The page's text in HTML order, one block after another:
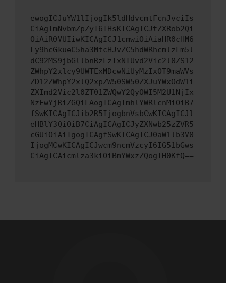
ewogICJuYW1lIjogIk5ldHdvcmtFcnJvciIs
CiAgImNvbmZpZyI6IHsKICAgICJtZXRob2Qi
OiAiR0VUIiwKICAgICJ1cmwiOiAiaHR0cHM6
Ly9hcGkueC5ha3MtcHJvZC5hdWRhcmlzLm5l
dC92MS9jbGllbnRzLzIxNTUvd2Vic2l0ZS12
ZWhpY2xlcy9UWTExMDcwNiUyMzIxOT9maWVs
ZD12ZWhpY2xlQ2xpZW50SW50ZXJuYWxOdW1i
ZXImd2Vic2l0ZT01ZWQwY2QyOWI5M2U1NjIx
NzEwYjRiZGQiLAogICAgImhlYWRlcnMiOiB7
fSwKICAgICJib2R5IjogbnVsbCwKICAgICJl
eHBlY3QiOiB7CiAgICAgICJyZXNwb25zZVR5
cGUiOiAiIgogICAgfSwKICAgICJ0aW1lb3V0
IjogMCwKICAgICJwcm9ncmVzcyI6IG51bGws
CiAgICAicmlza3kiOiBmYWxzZQogIH0KfQ==